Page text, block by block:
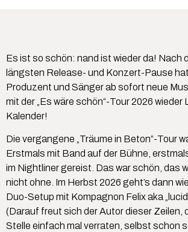
Es ist so schön: nand ist wieder da! Nach
längsten Release- und Konzert-Pause
Produzent und Sänger ab sofort neue
mit der „Es wäre schön“-Tour 2026 wieder
Kalender!
Die vergangene „Träume in Beton“-Tour
Erstmals mit Band auf der Bühne,
im Nightliner gereist. Das war schön, das
nicht ohne. Im Herbst 2026 geht’s dann
Duo-Setup mit Kompagnon Felix aka
(Darauf freut sich der Autor dieser Zeilen,
Stelle einfach mal verraten, selbst schon